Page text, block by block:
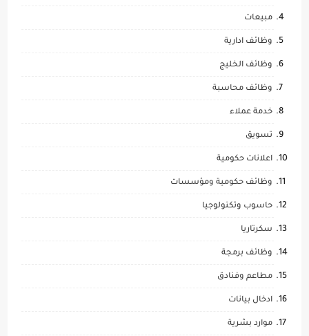
مبيعات
وظائف ادارية
وظائف الخليج
وظائف محاسبة
خدمة عملاء
تسويق
اعلانات حكومية
وظائف حكومية ومؤسسات
حاسوب وتكنولوجيا
سكرتاريا
وظائف برمجة
مطاعم وفنادق
ادخال بيانات
موارد بشرية